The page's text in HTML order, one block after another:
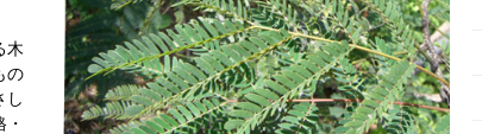
木
の
し